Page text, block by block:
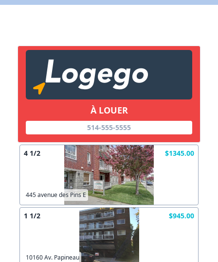
À LOUER
514-555-5555
4 1/2 $1345.00
445 avenue des Pins E
1 1/2 $945.00
10160 Av. Papineau
Copier lien
X Fermer Envoyez